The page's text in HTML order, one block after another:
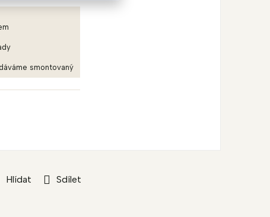
Hlídat Sdílet
smontovaný